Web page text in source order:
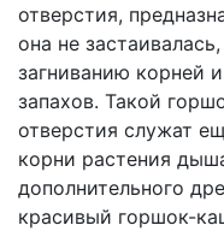
отверстия,
она не
загниванию корней
запахов. Такой
отверстия служат
корни растения
дополнительного
красивый горшок-